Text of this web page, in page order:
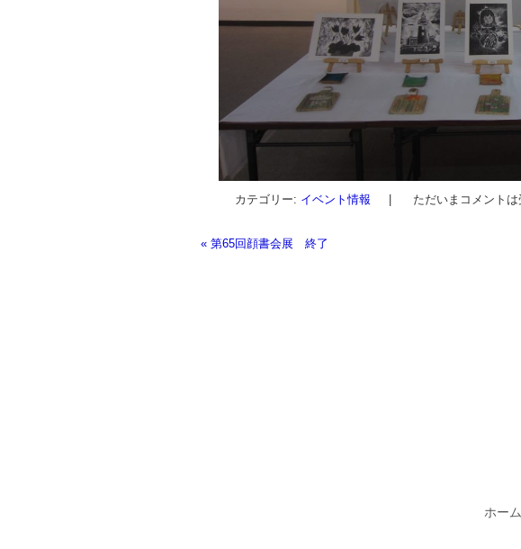
カテゴリー: イベント情報 ただいまコメントは
«第65回顔書会展 終了
ホーム